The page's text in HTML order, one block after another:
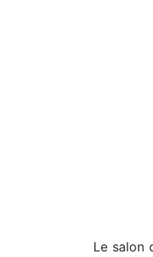
Le salon